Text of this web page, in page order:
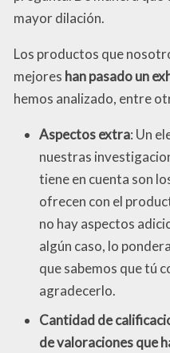
mayor dilación.
Los productos que
mejores han pasado un
hemos analizado, entre
Aspectos extra: Un
nuestras
tiene en cuenta son
ofrecen con el
no hay aspectos
algún caso, lo
que sabemos que tú
agradecerlo.
Cantidad de
de valoraciones que